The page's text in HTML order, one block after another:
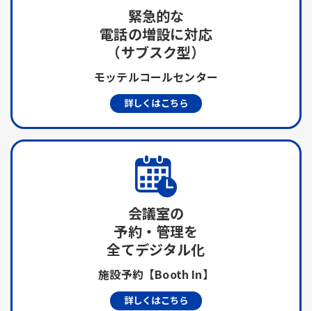
緊急的な
電話の増設に対応
（サブスク型）
モッテルコールセンター
詳しくはこちら
会議室の
予約・管理を
全てデジタル化
施設予約【Booth In】
詳しくはこちら